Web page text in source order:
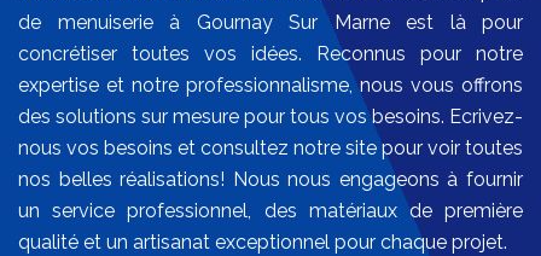
de menuiserie à Gournay Sur Marne est là pour
concrétiser toutes vos idées. Reconnus pour notre
expertise et notre professionnalisme, nous vous offrons
des solutions sur mesure pour tous vos besoins. Ecrivez-
nous vos besoins et consultez notre site pour voir toutes
nos belles réalisations! Nous nous engageons à fournir
un service professionnel, des matériaux de première
qualité et un artisanat exceptionnel pour chaque projet.